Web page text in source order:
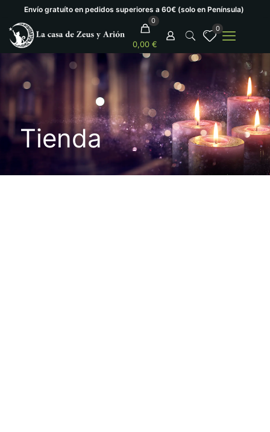
Envío gratuíto en pedidos superiores a 60€ (solo en Península)
0
0,00 €
0
Tienda